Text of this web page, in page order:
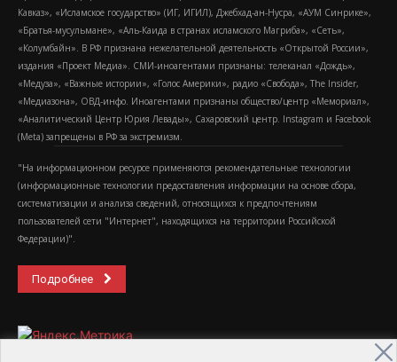
Кавказ», «Исламское государство» (ИГ, ИГИЛ), Джебхад-ан-Нусра, «АУМ Синрике»,
«Братья-мусульмане», «Аль-Каида в странах исламского Магриба», «Сеть»,
«Колумбайн». В РФ признана нежелательной деятельность «Открытой России»,
издания «Проект Медиа». СМИ-иноагентами признаны: телеканал «Дождь»,
«Медуза», «Важные истории», «Голос Америки», радио «Свобода», The Insider,
«Медиазона», ОВД-инфо. Иноагентами признаны общество/центр «Мемориал»,
«Аналитический Центр Юрия Левады», Сахаровский центр. Instagram и Facebook
(Metа) запрещены в РФ за экстремизм.
"На информационном ресурсе применяются рекомендательные технологии
(информационные технологии предоставления информации на основе сбора,
систематизации и анализа сведений, относящихся к предпочтениям
пользователей сети "Интернет", находящихся на территории Российской
Федерации)".
Подробнее